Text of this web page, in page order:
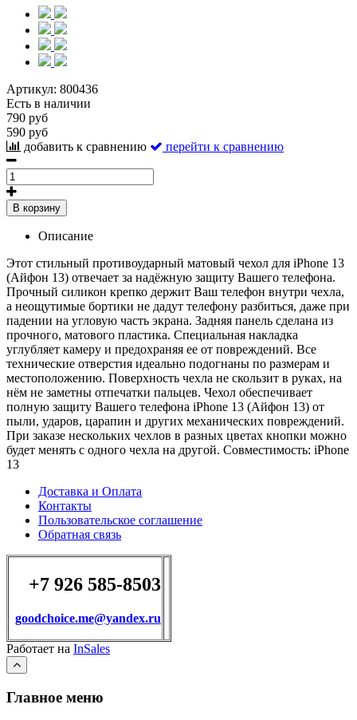
Артикул: 800436
Есть в наличии
790 руб
590 руб
добавить к сравнению
перейти к сравнению
В корзину
Описание
Этот стильный противоударный матовый чехол для iPhone 13
(Айфон 13) отвечает за надёжную защиту Вашего телефона.
Прочный силикон крепко держит Ваш телефон внутри чехла,
а неощутимые бортики не дадут телефону разбиться, даже при
падении на угловую часть экрана. Задняя панель сделана из
прочного, матового пластика. Специальная накладка
углубляет камеру и предохраняя ее от повреждений. Все
технические отверстия идеально подогнаны по размерам и
местоположению. Поверхность чехла не скользит в руках, на
нём не заметны отпечатки пальцев. Чехол обеспечивает
полную защиту Вашего телефона iPhone 13 (Айфон 13) от
пыли, ударов, царапин и других механических повреждений.
При заказе нескольких чехлов в разных цветах кнопки можно
будет менять с одного чехла на другой. Совместимость: iPhone
13
Доставка и Оплата
Контакты
Пользовательское соглашение
Обратная связь
+7 926 585-8503
goodchoice.me@yandex.ru
Работает на InSales
Главное меню